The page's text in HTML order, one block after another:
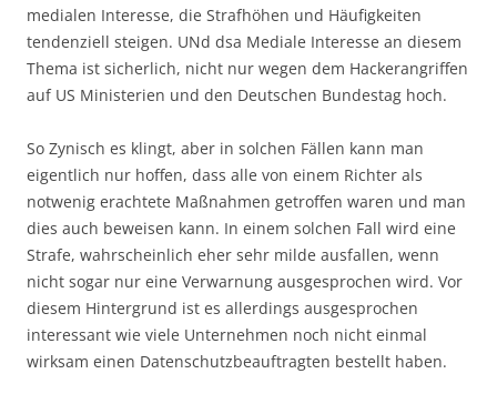
medialen Interesse, die Strafhöhen und Häufigkeiten
tendenziell steigen. UNd dsa Mediale Interesse an diesem
Thema ist sicherlich, nicht nur wegen dem Hackerangriffen
auf US Ministerien und den Deutschen Bundestag hoch.
So Zynisch es klingt, aber in solchen Fällen kann man
eigentlich nur hoffen, dass alle von einem Richter als
notwenig erachtete Maßnahmen getroffen waren und man
dies auch beweisen kann. In einem solchen Fall wird eine
Strafe, wahrscheinlich eher sehr milde ausfallen, wenn
nicht sogar nur eine Verwarnung ausgesprochen wird. Vor
diesem Hintergrund ist es allerdings ausgesprochen
interessant wie viele Unternehmen noch nicht einmal
wirksam einen Datenschutzbeauftragten bestellt haben.